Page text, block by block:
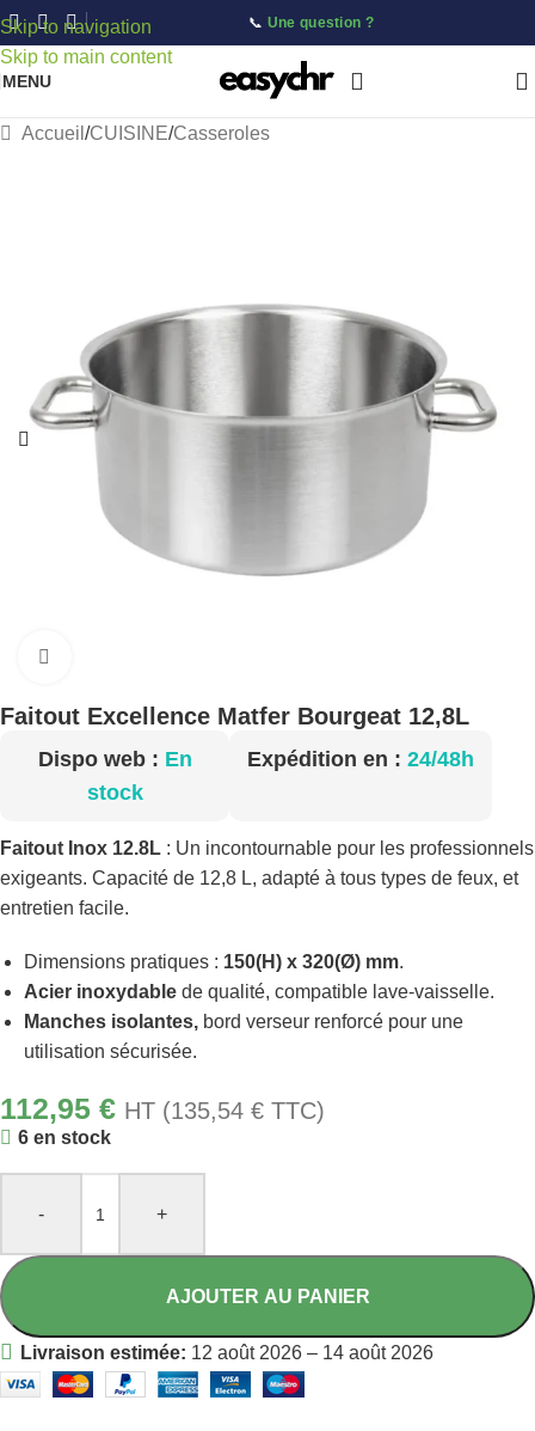
Skip to navigation
Skip to main content
📞 Une question ?
MENU
Accueil /CUISINE/Casseroles
Faitout Excellence Matfer Bourgeat 12,8L
Dispo web : En
stock
Expédition en : 24/48h
Faitout Inox 12.8L : Un incontournable pour les professionnels
exigeants. Capacité de 12,8 L, adapté à tous types de feux, et
entretien facile.
Dimensions pratiques : 150(H) x 320(Ø) mm.
Acier inoxydable de qualité, compatible lave-vaisselle.
Manches isolantes, bord verseur renforcé pour une
utilisation sécurisée.
112,95 € HT (135,54 € TTC)
6 en stock
- +
AJOUTER AU PANIER
Livraison estimée: 12 août 2026 – 14 août 2026